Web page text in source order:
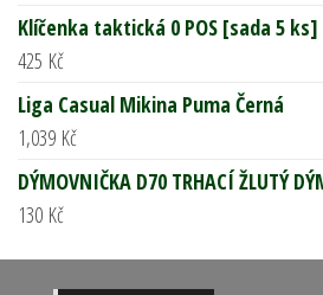
Klíčenka taktická 0 POS [sada 5
425 Kč
Liga Casual Mikina Puma Černá
1,039 Kč
DÝMOVNIČKA D70 TRHACÍ ŽLUTÝ
130 Kč